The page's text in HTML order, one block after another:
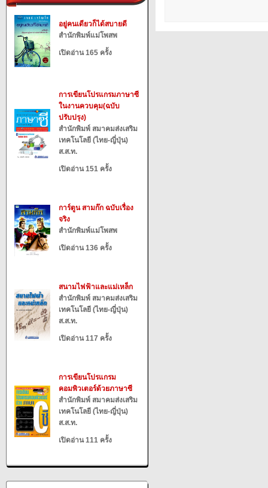
อยู่คนเดียวก็ได้สบายดี
สำนักพิมพ์แม่โพสพ
เปิดอ่าน 165 ครั้ง
การเขียนโปรแกรมภาษาซี
ในงานควบคุม(ฉบับ
ปรับปรุง)
สำนักพิมพ์ สมาคมส่งเสริม
เทคโนโลยี (ไทย-ญี่ปุ่น)
ส.ส.ท.
เปิดอ่าน 151 ครั้ง
การ์ตูน สามก๊ก ฉบับเรื่อง
จริง
สำนักพิมพ์แม่โพสพ
เปิดอ่าน 136 ครั้ง
สนามไฟฟ้าและแม่เหล็ก
สำนักพิมพ์ สมาคมส่งเสริม
เทคโนโลยี (ไทย-ญี่ปุ่น)
ส.ส.ท.
เปิดอ่าน 117 ครั้ง
การเขียนโปรแกรม
คอมพิวเตอร์ด้วยภาษาซี
สำนักพิมพ์ สมาคมส่งเสริม
เทคโนโลยี (ไทย-ญี่ปุ่น)
ส.ส.ท.
เปิดอ่าน 111 ครั้ง